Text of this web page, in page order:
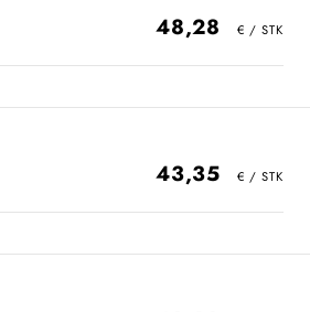
48,28
43,35